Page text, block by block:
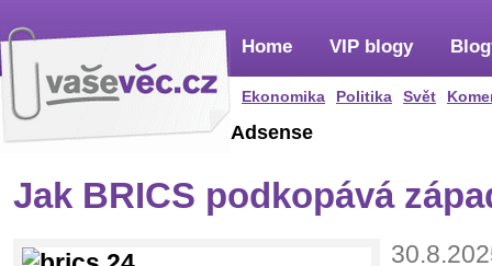
Home
Ekonomika Politika Svět
VIP blogy
Adsense
Jak BRICS podkopává